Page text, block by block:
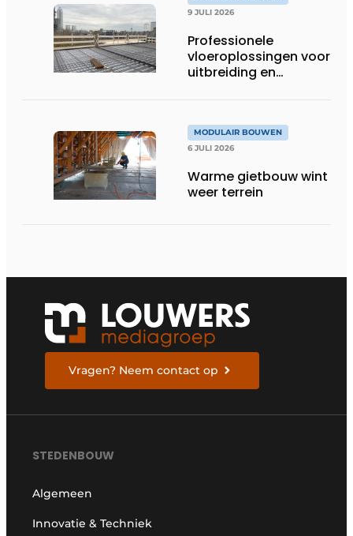
9 JULI 2026
Professionele
vloeroplossingen voor
uitbreiding en
MODULAIR BOUWEN
6 JULI 2026
Warme gietbouw wint
weer terrein
Vragen? Neem contact op
STEDENBOUW
Algemeen
Innovatie & Techniek